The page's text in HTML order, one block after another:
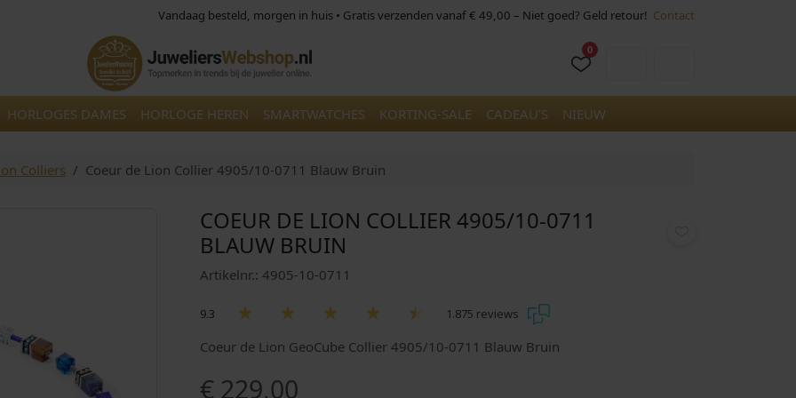
Vandaag besteld, morgen in huis • Gratis verzenden vanaf € 49,00 – Niet goed? Geld retour! Contact
0
HORLOGES DAMES HORLOGE HEREN SMARTWATCHES KORTING-SALE CADEAU’S NIEUW
Colliers Coeur de Lion Collier 4905/10-0711 Blauw Bruin
COEUR DE LION COLLIER 4905/10-0711
BLAUW BRUIN
Artikelnr.: 4905-10-0711
9.3 1.875 reviews
Coeur de Lion GeoCube Collier 4905/10-0711 Blauw Bruin
€ 229,00